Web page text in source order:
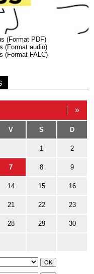
(Format PDF)
(Format audio)
(Format FALC)
»
V S D
1 2
7 8 9
14 15 16
21 22 23
28 29 30